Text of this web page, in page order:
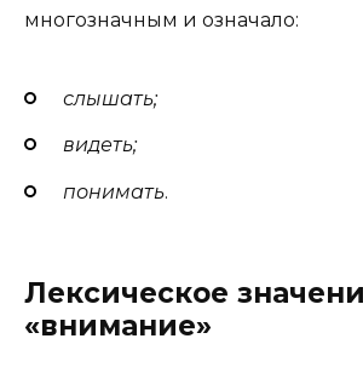
многозначным и означало:
слышать;
видеть;
понимать.
Лексическое
«внимание»